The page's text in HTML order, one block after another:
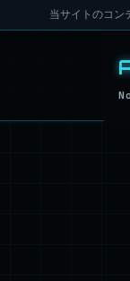
当サイトのコン